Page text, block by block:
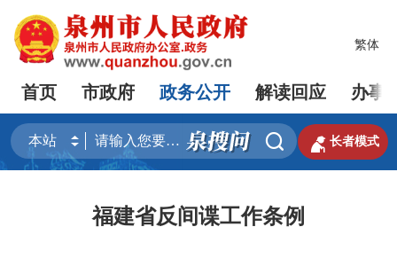
繁体
首页 市政府 政务公开 解读回应 办事
  长者模式
福建省反间谍工作条例